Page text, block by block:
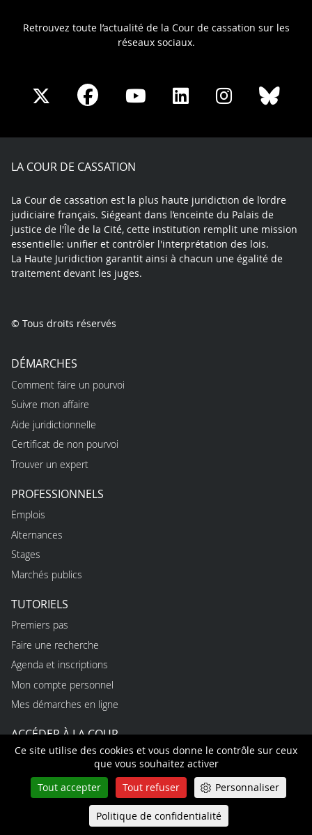
Ce site utilise des cookies et vous donne le contrôle sur ceux
que vous souhaitez activer
Tout accepter
Tout refuser Personnaliser
Politique de confidentialité
Retrouvez toute l’actualité de la Cour de cassation sur les
réseaux sociaux.
Share
X
Share
Facebook
Share
Youtube
Share
LinkedIn
Share
Instagram
LA COUR DE CASSATION
La Cour de cassation est la plus haute juridiction de l’ordre
judiciaire français. Siégeant dans l’enceinte du Palais de
justice de l'Île de la Cité, cette institution remplit une mission
essentielle: unifier et contrôler l'interprétation des lois.
La Haute Juridiction garantit ainsi à chacun une égalité de
traitement devant les juges.
© Tous droits réservés
DÉMARCHES
Comment faire un pourvoi
Suivre mon affaire
Aide juridictionnelle
Certificat de non pourvoi
Trouver un expert
PROFESSIONNELS
Emplois
Alternances
Stages
Marchés publics
TUTORIELS
Premiers pas
Faire une recherche
Agenda et inscriptions
Mon compte personnel
Mes démarches en ligne
ACCÉDER À LA COUR
CONTACT PRESSE
USAGES
Règles d’utilisation du site
Queue-Fair